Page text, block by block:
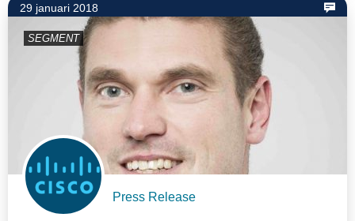
29 januari 2018
SEGMENT
Press Release